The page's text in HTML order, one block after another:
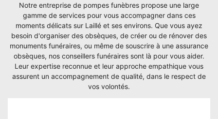
Notre entreprise de pompes funèbres propose une large
gamme de services pour vous accompagner dans ces
moments délicats sur Laillé et ses environs. Que vous ayez
besoin d'organiser des obsèques, de créer ou de rénover des
monuments funéraires, ou même de souscrire à une assurance
obsèques, nos conseillers funéraires sont là pour vous aider.
Leur expertise reconnue et leur approche empathique vous
assurent un accompagnement de qualité, dans le respect de
vos volontés.